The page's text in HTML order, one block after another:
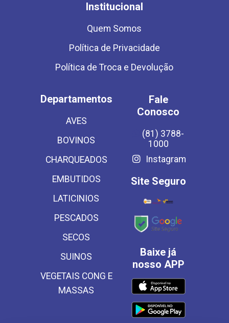
Institucional
Quem Somos
Política de Privacidade
Política de Troca e Devolução
Departamentos
AVES
BOVINOS
CHARQUEADOS
EMBUTIDOS
LATICINIOS
PESCADOS
SECOS
SUINOS
VEGETAIS CONG E
MASSAS
Fale
Conosco
(81) 3788-
1000
Instagram
Site Seguro
Baixe já
nosso APP